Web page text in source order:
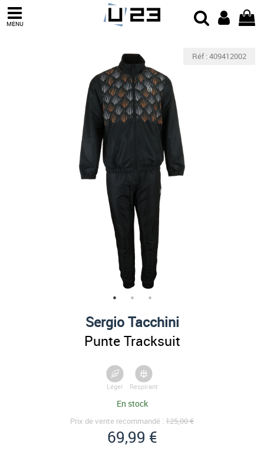
MENU
Réf : 409412002
Sergio Tacchini
Punte Tracksuit
Léger Respirant
En stock
Prix de vente recommandé : 125,00 €
69,99 €